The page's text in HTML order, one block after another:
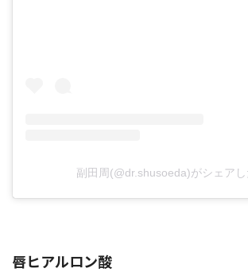
副田周(@dr.shusoeda)がシェア
唇ヒアルロン酸